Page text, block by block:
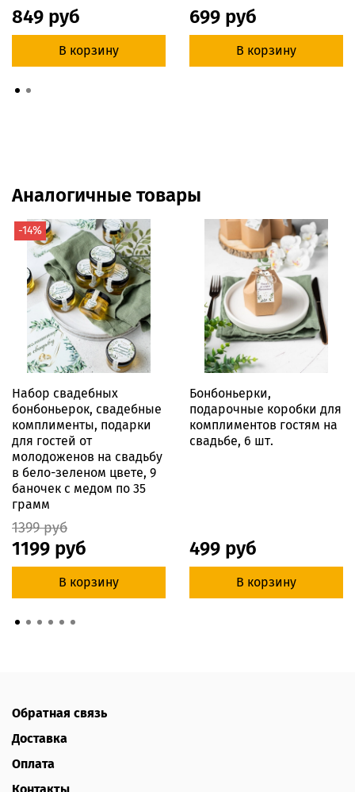
849 руб
В корзину
699 руб
В корзину
Аналогичные товары
-14%
Набор свадебных
бонбоньерок, свадебные
комплименты, подарки
для гостей от
молодоженов на свадьбу
в бело-зеленом цвете, 9
баночек с медом по 35
грамм
1399 руб
1199 руб
В корзину
Бонбоньерки,
подарочные коробки для
комплиментов гостям на
свадьбе, 6 шт.
499 руб
В корзину
Обратная связь
Доставка
Оплата